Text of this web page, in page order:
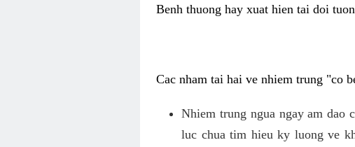
Benh thuong hay xuat hien tai doi
Cac nham tai hai ve nhiem trung "co
Nhiem trung ngua ngay am dao
luc chua tim hieu ky luong ve